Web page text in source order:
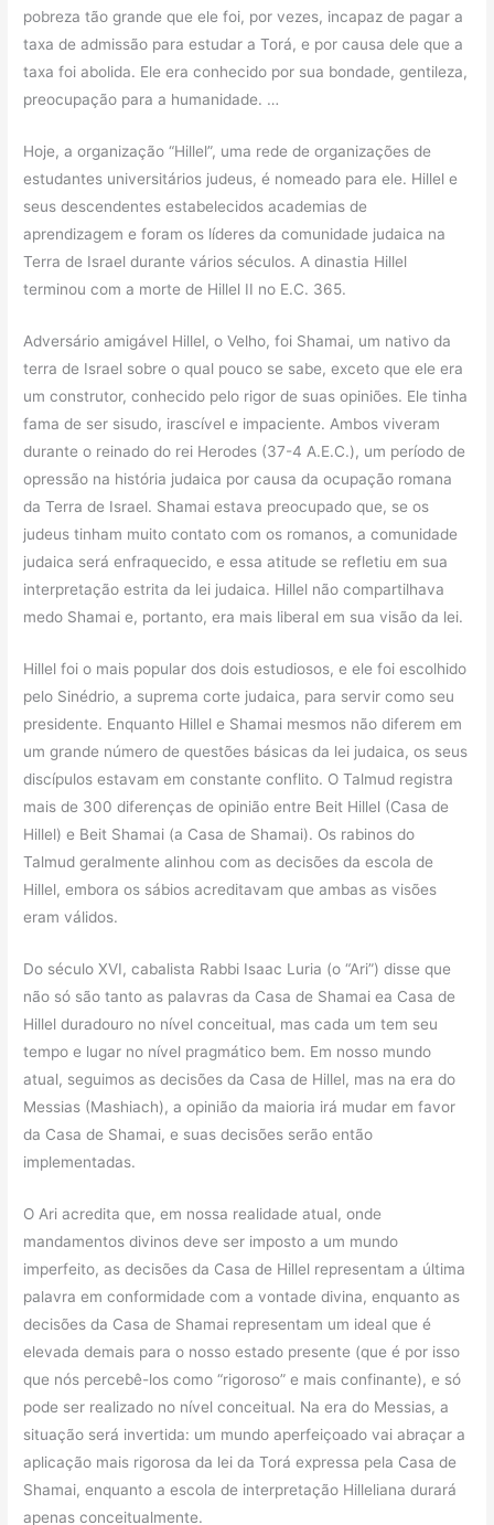
pobreza tão grande que ele foi, por vezes, incapaz de pagar a
taxa de admissão para estudar a Torá, e por causa dele que a
taxa foi abolida. Ele era conhecido por sua bondade, gentileza,
preocupação para a humanidade. …
Hoje, a organização “Hillel”, uma rede de organizações de
estudantes universitários judeus, é nomeado para ele. Hillel e
seus descendentes estabelecidos academias de
aprendizagem e foram os líderes da comunidade judaica na
Terra de Israel durante vários séculos. A dinastia Hillel
terminou com a morte de Hillel II no E.C. 365.
Adversário amigável Hillel, o Velho, foi Shamai, um nativo da
terra de Israel sobre o qual pouco se sabe, exceto que ele era
um construtor, conhecido pelo rigor de suas opiniões. Ele tinha
fama de ser sisudo, irascível e impaciente. Ambos viveram
durante o reinado do rei Herodes (37-4 A.E.C.), um período de
opressão na história judaica por causa da ocupação romana
da Terra de Israel. Shamai estava preocupado que, se os
judeus tinham muito contato com os romanos, a comunidade
judaica será enfraquecido, e essa atitude se refletiu em sua
interpretação estrita da lei judaica. Hillel não compartilhava
medo Shamai e, portanto, era mais liberal em sua visão da lei.
Hillel foi o mais popular dos dois estudiosos, e ele foi escolhido
pelo Sinédrio, a suprema corte judaica, para servir como seu
presidente. Enquanto Hillel e Shamai mesmos não diferem em
um grande número de questões básicas da lei judaica, os seus
discípulos estavam em constante conflito. O Talmud registra
mais de 300 diferenças de opinião entre Beit Hillel (Casa de
Hillel) e Beit Shamai (a Casa de Shamai). Os rabinos do
Talmud geralmente alinhou com as decisões da escola de
Hillel, embora os sábios acreditavam que ambas as visões
eram válidos.
Do século XVI, cabalista Rabbi Isaac Luria (o “Ari”) disse que
não só são tanto as palavras da Casa de Shamai ea Casa de
Hillel duradouro no nível conceitual, mas cada um tem seu
tempo e lugar no nível pragmático bem. Em nosso mundo
atual, seguimos as decisões da Casa de Hillel, mas na era do
Messias (Mashiach), a opinião da maioria irá mudar em favor
da Casa de Shamai, e suas decisões serão então
implementadas.
O Ari acredita que, em nossa realidade atual, onde
mandamentos divinos deve ser imposto a um mundo
imperfeito, as decisões da Casa de Hillel representam a última
palavra em conformidade com a vontade divina, enquanto as
decisões da Casa de Shamai representam um ideal que é
elevada demais para o nosso estado presente (que é por isso
que nós percebê-los como “rigoroso” e mais confinante), e só
pode ser realizado no nível conceitual. Na era do Messias, a
situação será invertida: um mundo aperfeiçoado vai abraçar a
aplicação mais rigorosa da lei da Torá expressa pela Casa de
Shamai, enquanto a escola de interpretação Hilleliana durará
apenas conceitualmente.